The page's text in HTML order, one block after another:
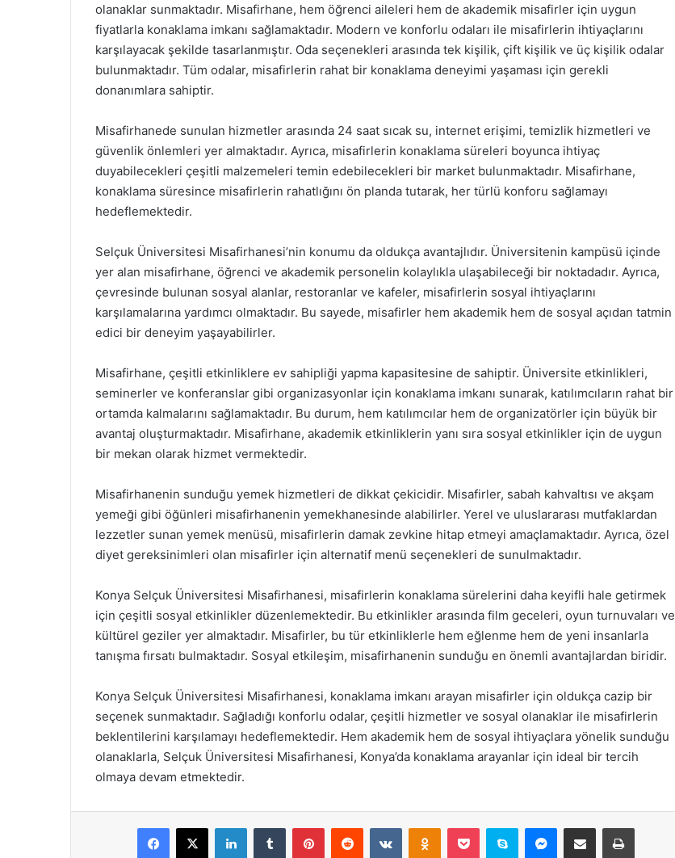
olanaklar sunmaktadır. Misafirhane, hem öğrenci aileleri hem de akademik misafirler için uygun
fiyatlarla konaklama imkanı sağlamaktadır. Modern ve konforlu odaları ile misafirlerin ihtiyaçlarını
karşılayacak şekilde tasarlanmıştır. Oda seçenekleri arasında tek kişilik, çift kişilik ve üç kişilik odalar
bulunmaktadır. Tüm odalar, misafirlerin rahat bir konaklama deneyimi yaşaması için gerekli
donanımlara sahiptir.
Misafirhanede sunulan hizmetler arasında 24 saat sıcak su, internet erişimi, temizlik hizmetleri ve
güvenlik önlemleri yer almaktadır. Ayrıca, misafirlerin konaklama süreleri boyunca ihtiyaç
duyabilecekleri çeşitli malzemeleri temin edebilecekleri bir market bulunmaktadır. Misafirhane,
konaklama süresince misafirlerin rahatlığını ön planda tutarak, her türlü konforu sağlamayı
hedeflemektedir.
Selçuk Üniversitesi Misafirhanesi’nin konumu da oldukça avantajlıdır. Üniversitenin kampüsü içinde
yer alan misafirhane, öğrenci ve akademik personelin kolaylıkla ulaşabileceği bir noktadadır. Ayrıca,
çevresinde bulunan sosyal alanlar, restoranlar ve kafeler, misafirlerin sosyal ihtiyaçlarını
karşılamalarına yardımcı olmaktadır. Bu sayede, misafirler hem akademik hem de sosyal açıdan tatmin
edici bir deneyim yaşayabilirler.
Misafirhane, çeşitli etkinliklere ev sahipliği yapma kapasitesine de sahiptir. Üniversite etkinlikleri,
seminerler ve konferanslar gibi organizasyonlar için konaklama imkanı sunarak, katılımcıların rahat bir
ortamda kalmalarını sağlamaktadır. Bu durum, hem katılımcılar hem de organizatörler için büyük bir
avantaj oluşturmaktadır. Misafirhane, akademik etkinliklerin yanı sıra sosyal etkinlikler için de uygun
bir mekan olarak hizmet vermektedir.
Misafirhanenin sunduğu yemek hizmetleri de dikkat çekicidir. Misafirler, sabah kahvaltısı ve akşam
yemeği gibi öğünleri misafirhanenin yemekhanesinde alabilirler. Yerel ve uluslararası mutfaklardan
lezzetler sunan yemek menüsü, misafirlerin damak zevkine hitap etmeyi amaçlamaktadır. Ayrıca, özel
diyet gereksinimleri olan misafirler için alternatif menü seçenekleri de sunulmaktadır.
Konya Selçuk Üniversitesi Misafirhanesi, misafirlerin konaklama sürelerini daha keyifli hale getirmek
için çeşitli sosyal etkinlikler düzenlemektedir. Bu etkinlikler arasında film geceleri, oyun turnuvaları ve
kültürel geziler yer almaktadır. Misafirler, bu tür etkinliklerle hem eğlenme hem de yeni insanlarla
tanışma fırsatı bulmaktadır. Sosyal etkileşim, misafirhanenin sunduğu en önemli avantajlardan biridir.
Konya Selçuk Üniversitesi Misafirhanesi, konaklama imkanı arayan misafirler için oldukça cazip bir
seçenek sunmaktadır. Sağladığı konforlu odalar, çeşitli hizmetler ve sosyal olanaklar ile misafirlerin
beklentilerini karşılamayı hedeflemektedir. Hem akademik hem de sosyal ihtiyaçlara yönelik sunduğu
olanaklarla, Selçuk Üniversitesi Misafirhanesi, Konya’da konaklama arayanlar için ideal bir tercih
olmaya devam etmektedir.
Facebook
X LinkedInTumblr PinterestReddit VKontakteOdnoklassniki
Pocket Skype Messenger
E-Posta ile paylaş Yazdır